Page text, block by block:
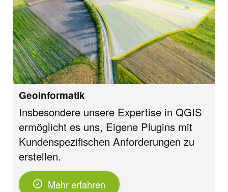
Geoinformatik
Insbesondere unsere Expertise in QGIS
ermöglicht es uns, Eigene Plugins mit
Kundenspezifischen Anforderungen zu
erstellen.
Mehr erfahren